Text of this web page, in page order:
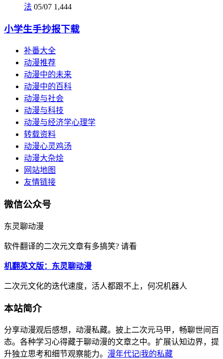
法 05/07 1,444
小学生手抄报下载
补番大全
动漫推荐
动漫中的未来
动漫中的百科
动漫与社会
动漫与科技
动漫与经济学心理学
转载资料
动漫心灵鸡汤
动漫大杂烩
网站地图
友情链接
微信公众号
东灵聊动漫
软件翻译的二次元文章有多搞笑? 请看
机翻英文版：东灵聊动漫
二次元文化的迭代速度，活人都跟不上，何况机器人
本站简介
分享动漫观后感想，动漫私藏。披上二次元马甲，畅聊世间百
态。各种学习心得藏于聊动漫的文章之中。扩展认知边界，提
升独立思考和细节观察能力。 漫年代记|我的私藏